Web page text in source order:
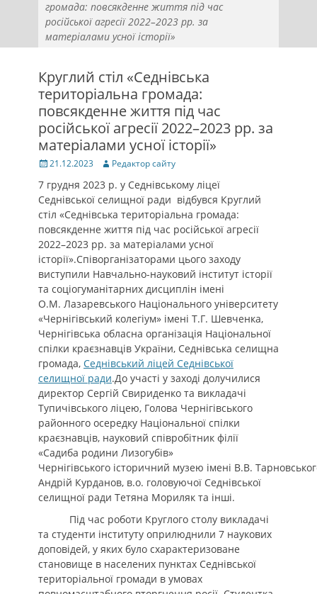
громада: повсякденне життя під час
російської агресії 2022–2023 рр. за
матеріалами усної історії»
Круглий стіл «Седнівська
територіальна громада:
повсякденне життя під час
російської агресії 2022–2023 рр. за
матеріалами усної історії»
Posted
21.12.2023 Author
Редактор сайту
7 грудня 2023 р. у Седнівському ліцеї
Седнівської селищної ради відбувся Круглий
стіл «Седнівська територіальна громада:
повсякденне життя під час російської агресії
2022–2023 рр. за матеріалами усної
історії».Співорганізаторами цього заходу
виступили Навчально-науковий інститут історії
та соціогуманітарних дисциплін імені
О.М. Лазаревського Національного університету
«Чернігівський колегіум» імені Т.Г. Шевченка,
Чернігівська обласна організація Національної
спілки краєзнавців України, Седнівська селищна
громада, Седнівський ліцей Седнівської
селищної ради.До участі у заході долучилися
директор Сергій Свириденко та викладачі
Тупичівського ліцею, Голова Чернігівського
районного осередку Національної спілки
краєзнавців, науковий співробітник філії
«Садиба родини Лизогубів»
Чернігівського історичний музею імені В.В.
Андрій Курданов, в.о. головуючої Седнівської
селищної ради Тетяна Мориляк та інші.
Під час роботи Круглого столу викладачі
та студенти інституту оприлюднили 7 наукових
доповідей, у яких було схарактеризоване
становище в населених пунктах Седнівської
територіальної громади в умовах